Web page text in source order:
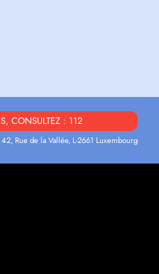
CONSULTEZ : 112
Rue de la Vallée, L-2661 Luxembourg